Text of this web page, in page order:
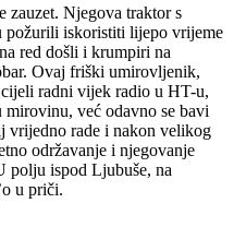
zauzet. Njegova traktor s
požurili iskoristiti lijepo vrijeme
red došli i krumpiri na
Ovaj friški umirovljenik,
radni vijek radio u HT-u,
mirovinu, već odavno se bavi
vrijedno rade i nakon velikog
održavanje i njegovanje
polju ispod Ljubuše, na
u priči.